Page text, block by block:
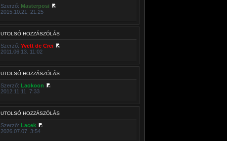
Szerző: Masterposi
2015.10.21. 21:25
UTOLSÓ HOZZÁSZÓLÁS
Szerző:Yvett de Crei
2011.06.13. 11:02
UTOLSÓ HOZZÁSZÓLÁS
Szerző:Laokoon
2012.11.11. 7:33
UTOLSÓ HOZZÁSZÓLÁS
Szerző:Lacek
2026.07.07. 3:54